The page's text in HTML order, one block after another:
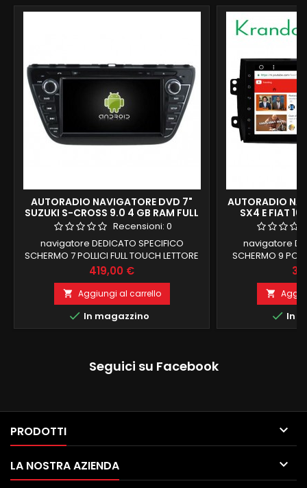
AUTORADIO NAVIGATORE DVD 7"
SUZUKI S-CROSS 9.0 4 GB RAM FULL
HD DABRecensioni: 0
navigatore DEDICATO SPECIFICO
SCHERMO 7 POLLICI FULL TOUCH LETTORE
CD DVD CON LOGO ALLA ACCENSIONE E
COMANDI AL VOLANTE MANTENUTI
SUZUKI S-CROSS 2013-15 4 GB RAM32 GB
ROM ANDROID 9.0 FUNZIONE MIRRORLINK
COMPATIBILE MODULO DAB+WIFI
INTEGRATO BLUETOOTH INTEGRATO
Prezzo
419,00 €
 Aggiungi al carrello
 In magazzino
AUTORADIO
SX4 E FIAT 16
navigatore
SCHERMO 9
ALLA
MANTENUTI
Hatchback
ROM ANDROID 9
INTEGRATO

 In
Seguici su Facebook
PRODOTTI 
LA NOSTRA AZIENDA 